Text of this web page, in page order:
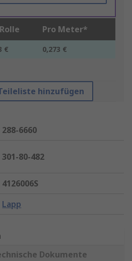
Pro Meter*
€ 0,273 €
hinzufügen
288-6660
301-80-482
4126006S
Lapp
Dokumente